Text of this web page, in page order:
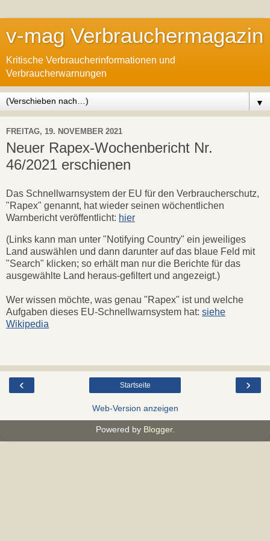
v-mag Verbrauchermagazin
Kritische Verbraucherinformationen und
Verbraucherwarnungen
▼
FREITAG, 19. NOVEMBER 2021
Neuer Rapex-Wochenbericht Nr.
46/2021 erschienen
Das Schnellwarnsystem der EU für den Verbraucherschutz,
"Rapex" genannt, hat wieder seinen wöchentlichen
Warnbericht veröffentlicht: hier
(Links kann man unter "Notifying Country" ein jeweiliges
Land auswählen und dann darunter auf das blaue Feld mit
"Search" klicken; so erhält man nur die Berichte für das
ausgewählte Land heraus-gefiltert und angezeigt.)
Wer wissen möchte, was genau "Rapex" ist und welche
Aufgaben dieses EU-Schnellwarnsystem hat: siehe
Wikipedia
‹ ›
Startseite
Web-Version anzeigen
Powered by Blogger.